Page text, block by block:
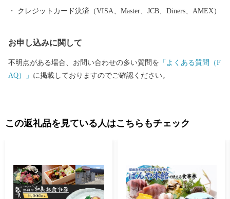
クレジットカード決済（VISA、Master、JCB、Diners、AMEX）
お申し込みに関して
不明点がある場合、お問い合わせの多い質問を 「よくある質問（F
AQ）」 に掲載しておりますのでご確認ください。
この返礼品を見ている人はこちらもチェック